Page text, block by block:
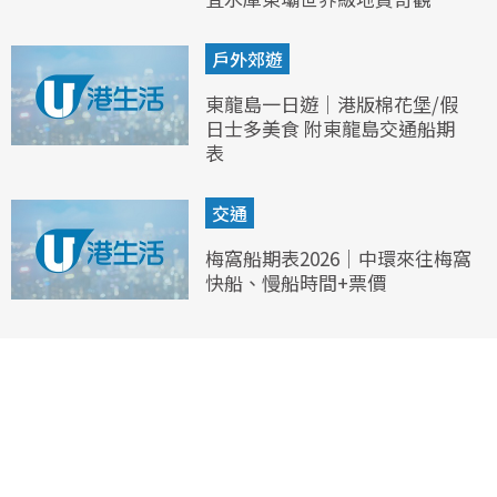
戶外郊遊
東龍島一日遊｜港版棉花堡/假
日士多美食 附東龍島交通船期
表
交通
梅窩船期表2026｜中環來往梅窩
快船、慢船時間+票價